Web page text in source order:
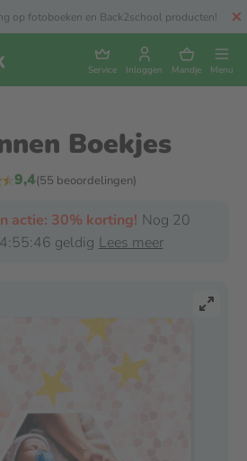
op fotoboeken en Back2school producten!
Service Inloggen Mandje Menu
Boekjes
9,4(55 beoordelingen)
actie: 30% korting! Nog 20
geldig Lees meer